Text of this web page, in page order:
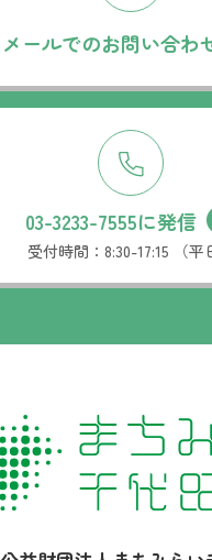
メールでのお問い合わ
03-3233-7555に発信
受付時間： 8:30-17:15 （平